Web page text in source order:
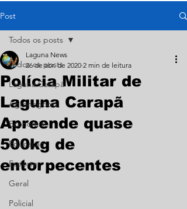
Post
Todos os posts
Laguna Carapã
Agronegócio
Economia
Educação
Esporte
Geral
Policial
Todos os posts
Polícia Militar de
Laguna Carapã
Apreende quase
500kg de
entorpecentes
Laguna News
26 de abr. de 2020 2 min de leitura